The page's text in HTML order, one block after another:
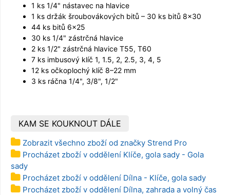
1 ks 1/4" nástavec na hlavice
1 ks držák šroubovákových bitů – 30 ks bitů 8×30
44 ks bitů 6×25
30 ks 1/4" zástrčná hlavice
2 ks 1/2" zástrčná hlavice T55, T60
7 ks imbusový klíč 1, 1.5, 2, 2.5, 3, 4, 5
12 ks očkoplochý klíč 8–22 mm
3 ks ráčna 1/4", 3/8", 1/2"
KAM SE KOUKNOUT DÁLE
Zobrazit všechno zboží od značky Strend Pro
Procházet zboží v oddělení Klíče, gola sady - Gola
sady
Procházet zboží v oddělení Dílna - Klíče, gola sady
Procházet zboží v oddělení Dílna, zahrada a volný čas